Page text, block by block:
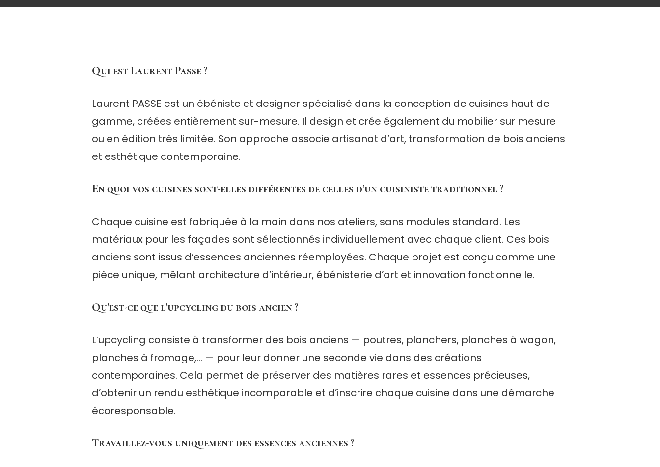
Qui est Laurent Passe ?
Laurent PASSE est un ébéniste et designer spécialisé dans la conception de cuisines haut de
gamme, créées entièrement sur-mesure. Il design et crée également du mobilier sur mesure
ou en édition très limitée. Son approche associe artisanat d’art, transformation de bois anciens
et esthétique contemporaine.
En quoi vos cuisines sont-elles différentes de celles d’un cuisiniste traditionnel ?
Chaque cuisine est fabriquée à la main dans nos ateliers, sans modules standard. Les
matériaux pour les façades sont sélectionnés individuellement avec chaque client. Ces bois
anciens sont issus d’essences anciennes réemployées. Chaque projet est conçu comme une
pièce unique, mêlant architecture d’intérieur, ébénisterie d’art et innovation fonctionnelle.
Qu’est-ce que l’upcycling du bois ancien ?
L’upcycling consiste à transformer des bois anciens — poutres, planchers, planches à wagon,
planches à fromage,… — pour leur donner une seconde vie dans des créations
contemporaines. Cela permet de préserver des matières rares et essences précieuses,
d’obtenir un rendu esthétique incomparable et d’inscrire chaque cuisine dans une démarche
écoresponsable.
Travaillez-vous uniquement des essences anciennes ?